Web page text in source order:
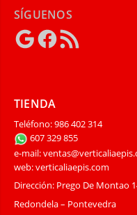
SÍGUENOS
GoogleFacebook
Feed
RSS
TIENDA
Teléfono: 986 402 314
607 329 855
e-mail:
web: verticaliaepis.com
Dirección: Prego De Montao
Redondela – Pontevedra